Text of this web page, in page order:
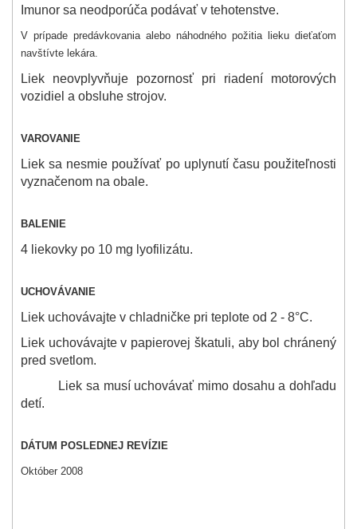
Imunor sa neodporúča podávať v tehotenstve.
V prípade predávkovania alebo náhodného požitia lieku dieťaťom
navštívte lekára.
Liek neovplyvňuje pozornosť pri riadení motorových
vozidiel a obsluhe strojov.
VAROVANIE
Liek sa nesmie používať po uplynutí času použiteľnosti
vyznačenom na obale.
BALENIE
4 liekovky po 10 mg lyofilizátu.
UCHOVÁVANIE
Liek uchovávajte v chladničke pri teplote od 2 - 8°C.
Liek uchovávajte v papierovej škatuli, aby bol chránený
pred svetlom.
Liek sa musí uchovávať mimo dosahu a dohľadu
detí.
DÁTUM POSLEDNEJ REVÍZIE
Október 2008